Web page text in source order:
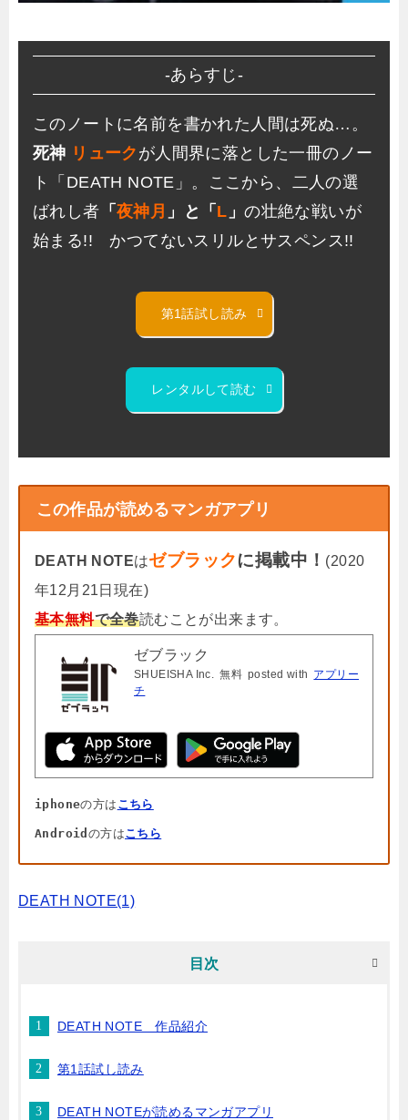
-あらすじ-
このノートに名前を書かれた人間は死ぬ…。
死神 リューク が人間界に落とした一冊のノー
ト「DEATH NOTE」。ここから、二人の選
ばれし者 「夜神月 」と「 L 」の壮絶な戦いが
始まる!! かつてないスリルとサスペンス!!
第1話試し読み
レンタルして読む
この作品が読めるマンガアプリ
DEATH NOTEはゼブラックに掲載中！ (2020
年12月21日現在)
基本無料で全巻読むことが出来ます。
ゼブラック
SHUEISHA Inc. 無料 posted with アプリー
チ
iphoneの方は こちら
Android の方はこちら
DEATH NOTE(1)
目次
DEATH NOTE 作品紹介
第1話試し読み
DEATH NOTEが読めるマンガアプリ